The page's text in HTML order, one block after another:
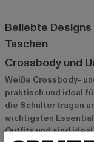
Beliebte
Taschen
Crossbody und
Weiße Crossbody-
praktisch und ideal
die Schulter tragen
wichtigsten
Outfits und sind